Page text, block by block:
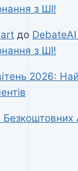
з ШІ!
до
з ШІ!
2026:
Безкоштовних